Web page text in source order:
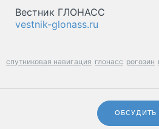
Вестник ГЛОНАСС
vestnik-glonass.ru
спутниковая навигация глонасс рогозин
ОБСУДИТЬ